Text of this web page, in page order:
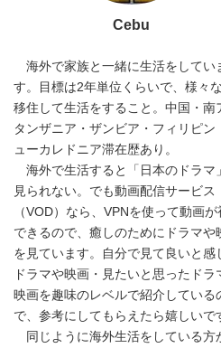
Cebu
海外で家族と一緒に生活をしてい
す。目標は2年単位くらいで、様々
移住して生活をすること。中国・南
タンザニア・ザンビア・フィリピン
ューカレドニア滞在歴あり。
海外で生活すると「日本のドラマ
見られない。でも動画配信サービス
（VOD）なら、VPNを使って動画が
できるので、癒しのためにドラマや
を見ています。自分で見て良いと感
ドラマや映画・見たいと思ったドラ
映画を趣味のレベルで紹介している
で、参考にしてもらえたら嬉しいで
同じように海外生活をしている方